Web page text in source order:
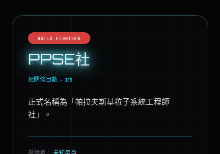
BUILD FIGHTERS
PPSE社
相關條目數 • 365
正式名稱為「帕拉夫斯基粒子系統工程師
社」。
提供者： 未知用戶